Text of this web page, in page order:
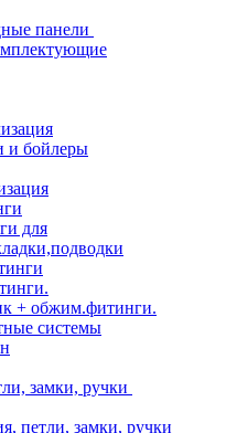
панели
и бойлеры
для
+ обжим.фитинги.
системы
замки, ручки
петли, замки, ручки